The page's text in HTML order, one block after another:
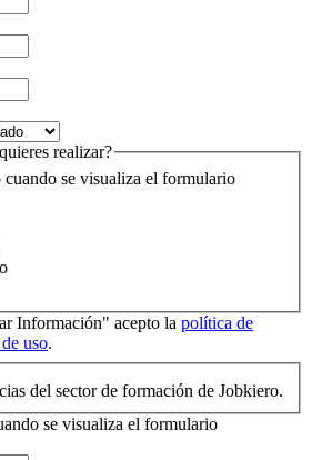
cuando se visualiza el formulario
realizar?
Información" acepto la política de
uso.
del sector de formación de Jobkiero.
se visualiza el formulario